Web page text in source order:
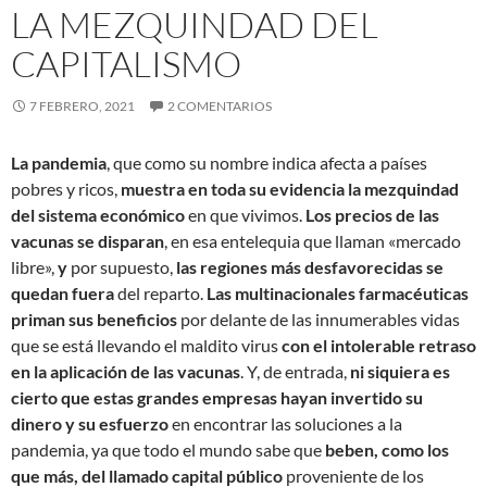
LA MEZQUINDAD DEL
CAPITALISMO
7 FEBRERO, 2021 2 COMENTARIOS
La pandemia , que como su nombre indica afecta a países
pobres y ricos, muestra en toda su evidencia la mezquindad
del sistema económicoen que vivimos. Los precios de las
vacunas se disparan , en esa entelequia que llaman «mercado
libre», y por supuesto, las regiones más desfavorecidas se
quedan fueradel reparto. Las multinacionales farmacéuticas
priman sus beneficios por delante de las innumerables vidas
que se está llevando el maldito viruscon el intolerable retraso
en la aplicación de las vacunas . Y, de entrada, ni siquiera es
cierto que estas grandes empresas hayan invertido su
dinero y su esfuerzoen encontrar las soluciones a la
pandemia, ya que todo el mundo sabe que beben, como los
que más, del llamado capital público proveniente de los